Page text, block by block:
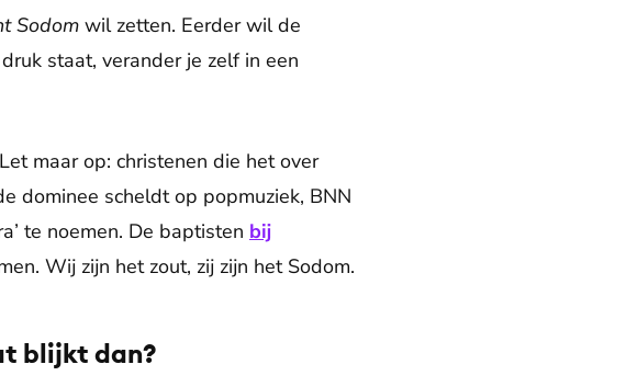
Sodom wil zetten. Eerder wil de
staat, verander je zelf in een
maar op: christenen die het over
dominee scheldt op popmuziek, BNN
te noemen. De baptisten bij
Wij zijn het zout, zij zijn het Sodom.
blijkt dan?